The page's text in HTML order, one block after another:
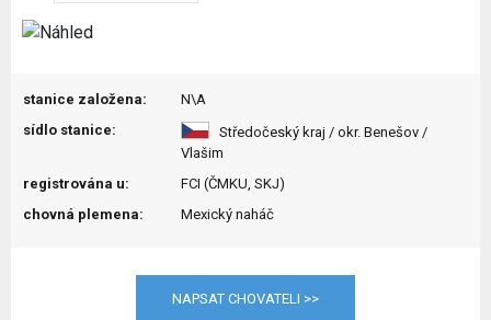
stanice založena:
N\A
sídlo stanice:
Středočeský kraj / okr. Benešov /
Vlašim
registrována u:
FCI (ČMKU, SKJ)
chovná plemena:
Mexický naháč
NAPSAT CHOVATELI >>